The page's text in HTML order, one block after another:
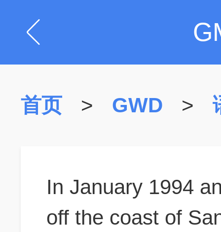
首页 > GWD >
In January 1994
off the coast of